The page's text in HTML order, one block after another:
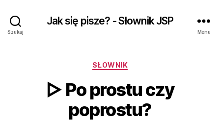
Szukaj
Jak się pisze? - Słownik JSP
Menu
Kategorie
SŁOWNIK
▷ Po prostu czy
poprostu?